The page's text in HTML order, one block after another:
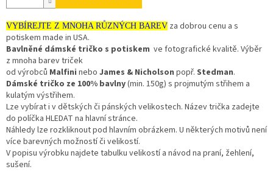
VYBÍREJTE Z MNOHA RŮZNÝCH BAREV za dobrou cenu a s
potiskem made in USA.
Bavlněné dámské tričko s potiskem ve fotografické kvalitě. Výběr
z mnoha barev triček
od výrobců Malfini nebo James & Nicholson popř. Stedman.
Dámské tričko ze 100% bavlny(min. 150g) s projmutým střihem a
kulatým výstřihem.
Lze vybírat i v dětských či pánských velikostech. Název trička zadejte
do políčka HLEDAT na hlavní stránce.
Náhledy lze rozkliknout pod hlavním obrázkem. U některých motivů není
více barevných možností či velikostí.
V popisu výrobku najdete tabulku velikostí a návod na praní, žehlení,
sušení.